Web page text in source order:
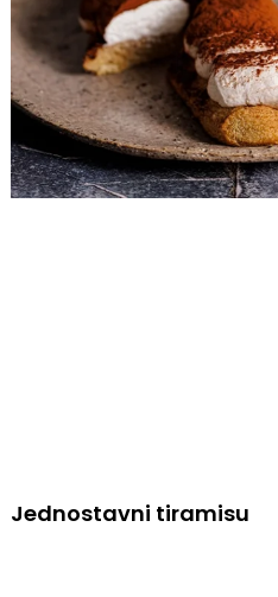
Jednostavni tiramisu